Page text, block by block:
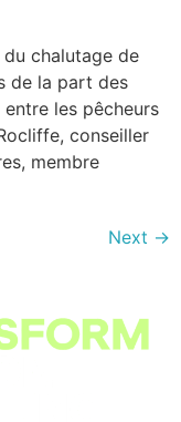
du chalutage de
de la part des
les pêcheurs
conseiller
membre
Next →